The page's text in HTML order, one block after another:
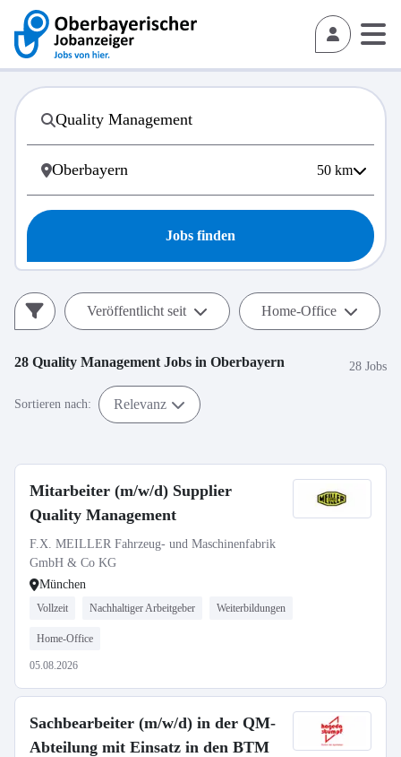
50 km
Jobs finden
Veröffentlicht seit Home-Office
28 Quality Management Jobs in Oberbayern 28 Jobs
Sortieren nach: Relevanz
Mitarbeiter (m/w/d) Supplier
Quality Management
F.X. MEILLER Fahrzeug- und Maschinenfabrik
GmbH & Co KG
München
Vollzeit Nachhaltiger Arbeitgeber Weiterbildungen
Home-Office
05.08.2026
Sachbearbeiter (m/w/d) in der QM-
Abteilung mit Einsatz in den BTM